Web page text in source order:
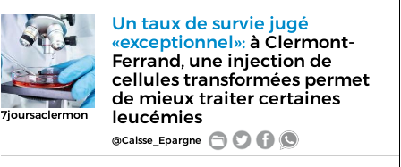
7joursaclermon
Un taux de survie jugé
«exceptionnel»:à Clermont-
Ferrand, une injection de
cellules transformées permet
de mieux traiter certaines
leucémies
@Caisse_Epargne